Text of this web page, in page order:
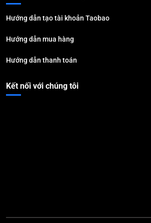
Hướng dẫn tạo tài khoản Taobao
Hướng dẫn mua hàng
Hướng dẫn thanh toán
Kết nối với chúng tôi